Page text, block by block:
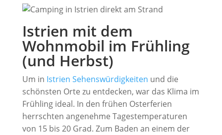
Istrien mit dem
Wohnmobil im Frühling
(und Herbst)
Um in Istrien Sehenswürdigkeiten und die
schönsten Orte zu entdecken, war das Klima im
Frühling ideal. In den frühen Osterferien
herrschten angenehme Tagestemperaturen
von 15 bis 20 Grad. Zum Baden an einem der